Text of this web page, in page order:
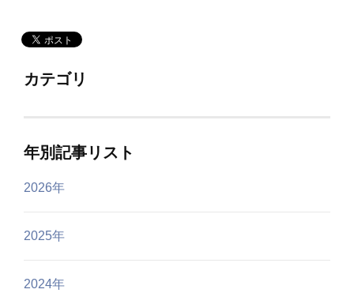
カテゴリ
年別記事リスト
2026年
2025年
2024年